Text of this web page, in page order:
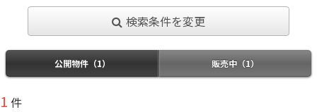
検索条件を変更
公開物件（1） 販売中（1）
1 件